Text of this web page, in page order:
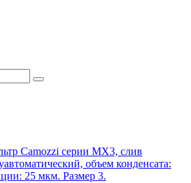
Camozzi серии MX3, слив
объем конденсата:
25 мкм. Размер 3.